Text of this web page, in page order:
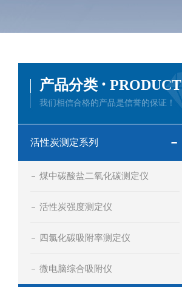
产品分类 · PRODUCT
我们相信合格的产品是信誉的保证！
活性炭测定系列
煤中碳酸盐二氧化碳测定仪
活性炭强度测定仪
四氯化碳吸附率测定仪
微电脑综合吸附仪